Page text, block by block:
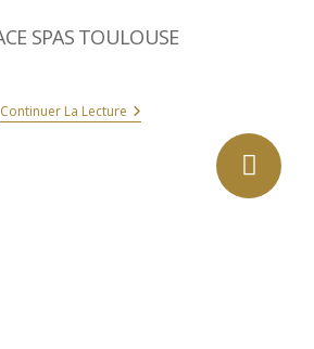
SPAS TOULOUSE
Continuer La Lecture